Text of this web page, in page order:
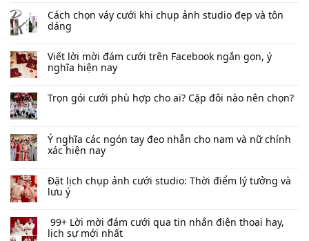
Cách chọn váy cưới khi chụp ảnh studio đẹp và tôn
dáng
Viết lời mời đám cưới trên Facebook​ ngắn gọn, ý
nghĩa hiện nay
Trọn gói cưới phù hợp cho ai? Cặp đôi nào nên chọn?
Ý nghĩa các ngón tay đeo nhẫn cho nam và nữ chính
xác hiện nay
Đặt lịch chụp ảnh cưới studio: Thời điểm lý tưởng và
lưu ý
99+ Lời mời đám cưới qua tin nhắn​ điện thoại hay,
lịch sự mới nhất